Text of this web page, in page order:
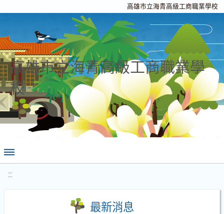
高雄市立海青高級工商職業學校
高雄市立海青高級工商職業學
校
:::
最新消息